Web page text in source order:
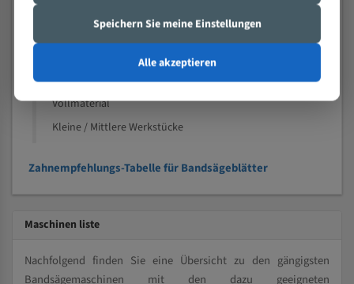
Nichteisenmetalle
Speziell entwickelt für Profile / Rohre
Vollmaterial
Kleine / Mittlere Werkstücke
Zahnempfehlungs-Tabelle für Bandsägeblätter
Maschinen liste
Nachfolgend finden Sie eine Übersicht zu den gängigsten
Bandsägemaschinen mit den dazu geeigneten
Speichern Sie meine Einstellungen
Alle akzeptieren